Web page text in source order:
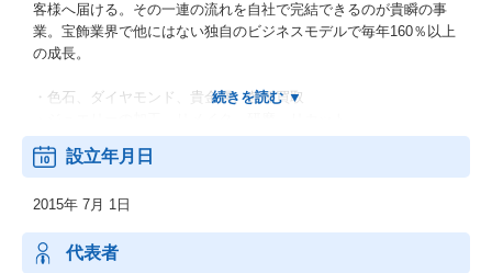
客様へ届ける。その一連の流れを自社で完結できるのが貴瞬の事
業。宝飾業界で他にはない独自のビジネスモデルで毎年160％以上
の成長。
・色石、ダイヤモンド、貴金属、各種買取
・上記商品の販売、輸出入
設立年月日
2015年 7月 1日
代表者